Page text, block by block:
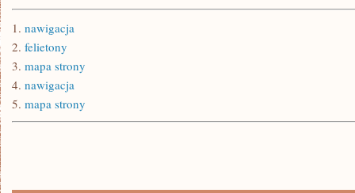
1. nawigacja
2. felietony
3. mapa strony
4. nawigacja
5. mapa strony